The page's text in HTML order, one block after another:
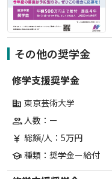
その他の奨学金
修学支援奨学金
corporate_fare 東京芸術大学
group人数：ー
currency_yen 総額/人：5万円
school 種類：奨学金ー給付